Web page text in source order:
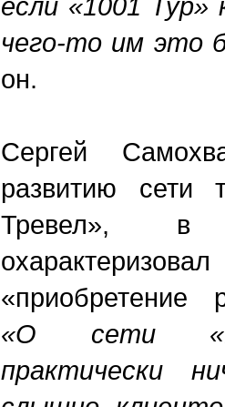
чего-то им это
он.
Сергей
развитию сети
Тревел», в
«приобретение
«О сети
практически